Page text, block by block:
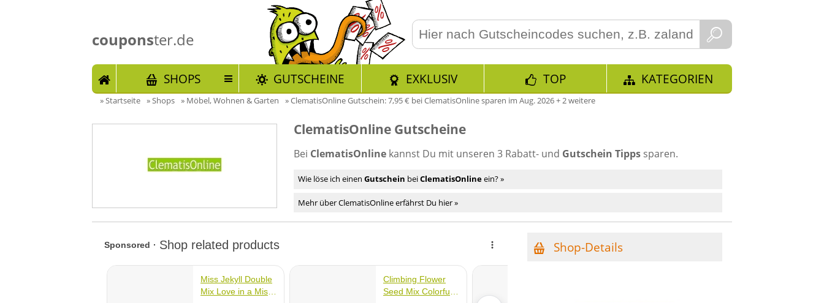
couponster.de
START SHOPS GUTSCHEINE EXKLUSIV TOP KATEGORIEN
»Startseite »Shops » Möbel, Wohnen & Garten »ClematisOnline Gutschein: 7,95 € bei ClematisOnline sparen im Aug. 2026 + 2 weitere
ClematisOnline Gutscheine
Bei ClematisOnline kannst Du mit unseren 3 Rabatt- und Gutschein Tipps sparen.
Wie löse ich einen Gutschein beiClematisOnlineein? »
Mehr über ClematisOnline erfährst Du hier »
Shop-Details